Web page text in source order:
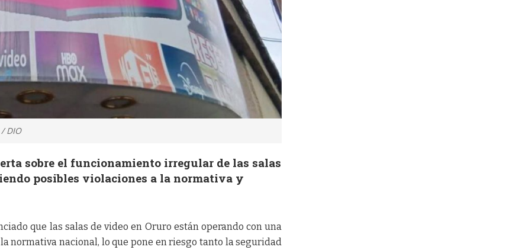
DIO
sobre el funcionamiento irregular de las salas
posibles violaciones a la normativa y
que las salas de video en Oruro están operando con una
normativa nacional, lo que pone en riesgo tanto la seguridad